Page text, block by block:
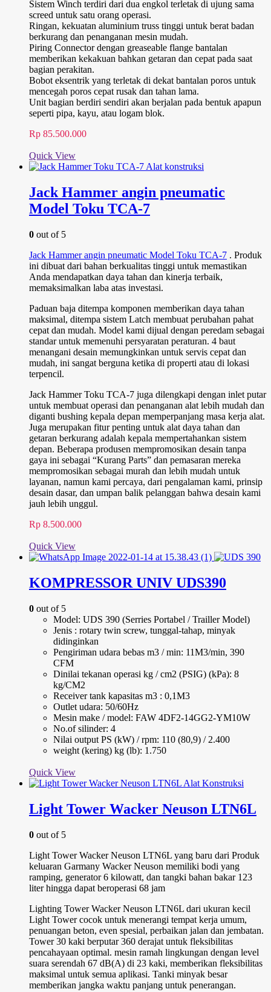
Sistem Winch terdiri dari dua engkol terletak di ujung sama
screed untuk satu orang operasi.
Ringan, kekuatan aluminium truss tinggi untuk berat badan
berkurang dan penanganan mesin mudah.
Piring Connector dengan greaseable flange bantalan
memberikan kekakuan bahkan getaran dan cepat pada saat
bagian perakitan.
Bobot eksentrik yang terletak di dekat bantalan poros untuk
mencegah poros cepat rusak dan tahan lama.
Unit bagian berdiri sendiri akan berjalan pada bentuk apapun
seperti pipa, kayu, atau logam blok.
Rp 85.500.000
Quick View
Jack Hammer angin pneumatic
Model Toku TCA-7
0 out of 5
Jack Hammer angin pneumatic Model Toku TCA-7 . Produk
ini dibuat dari bahan berkualitas tinggi untuk memastikan
Anda mendapatkan daya tahan dan kinerja terbaik,
memaksimalkan laba atas investasi.
Paduan baja ditempa komponen memberikan daya tahan
maksimal, ditempa sistem Latch membuat perubahan pahat
cepat dan mudah. Model kami dijual dengan peredam sebagai
standar untuk memenuhi persyaratan peraturan. 4 baut
menangani desain memungkinkan untuk servis cepat dan
mudah, ini sangat berguna ketika di properti atau di lokasi
terpencil.
Jack Hammer Toku TCA-7 juga dilengkapi dengan inlet putar
untuk membuat operasi dan penanganan alat lebih mudah dan
diganti bushing kepala depan memperpanjang masa kerja alat.
Juga merupakan fitur penting untuk alat daya tahan dan
getaran berkurang adalah kepala mempertahankan sistem
depan. Beberapa produsen mempromosikan desain tanpa
gaya ini sebagai “Kurang Parts” dan pemasaran mereka
mempromosikan sebagai murah dan lebih mudah untuk
layanan, namun kami percaya, dari pengalaman kami, prinsip
desain dasar, dan umpan balik pelanggan bahwa desain kami
jauh lebih unggul.
Rp 8.500.000
Quick View
KOMPRESSOR UNIV UDS390
0 out of 5
Model: UDS 390 (Serries Portabel / Trailler Model)
Jenis : rotary twin screw, tunggal-tahap, minyak
didinginkan
Pengiriman udara bebas m3 / min: 11M3/min, 390
CFM
Dinilai tekanan operasi kg / cm2 (PSIG) (kPa): 8
kg/CM2
Receiver tank kapasitas m3 : 0,1M3
Outlet udara: 50/60Hz
Mesin make / model: FAW 4DF2-14GG2-YM10W
No.of silinder: 4
Nilai output PS (kW) / rpm: 110 (80,9) / 2.400
weight (kering) kg (lb): 1.750
Quick View
Light Tower Wacker Neuson LTN6L
0 out of 5
Light Tower Wacker Neuson LTN6L yang baru dari Produk
keluaran Garmany Wacker Neuson memiliki bodi yang
ramping, generator 6 kilowatt, dan tangki bahan bakar 123
liter hingga dapat beroperasi 68 jam
Lighting Tower Wacker Neuson LTN6L dari ukuran kecil
Light Tower cocok untuk menerangi tempat kerja umum,
penuangan beton, even spesial, perbaikan jalan dan jembatan.
Tower 30 kaki berputar 360 derajat untuk fleksibilitas
pencahayaan optimal. mesin ramah lingkungan dengan level
suara serendah 67 dB(A) di 23 kaki, memberikan fleksibilitas
maksimal untuk semua aplikasi. Tanki minyak besar
memberikan jangka waktu panjang untuk penerangan.